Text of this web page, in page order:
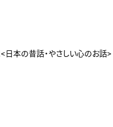
日本の昔話・やさしい心のお話>